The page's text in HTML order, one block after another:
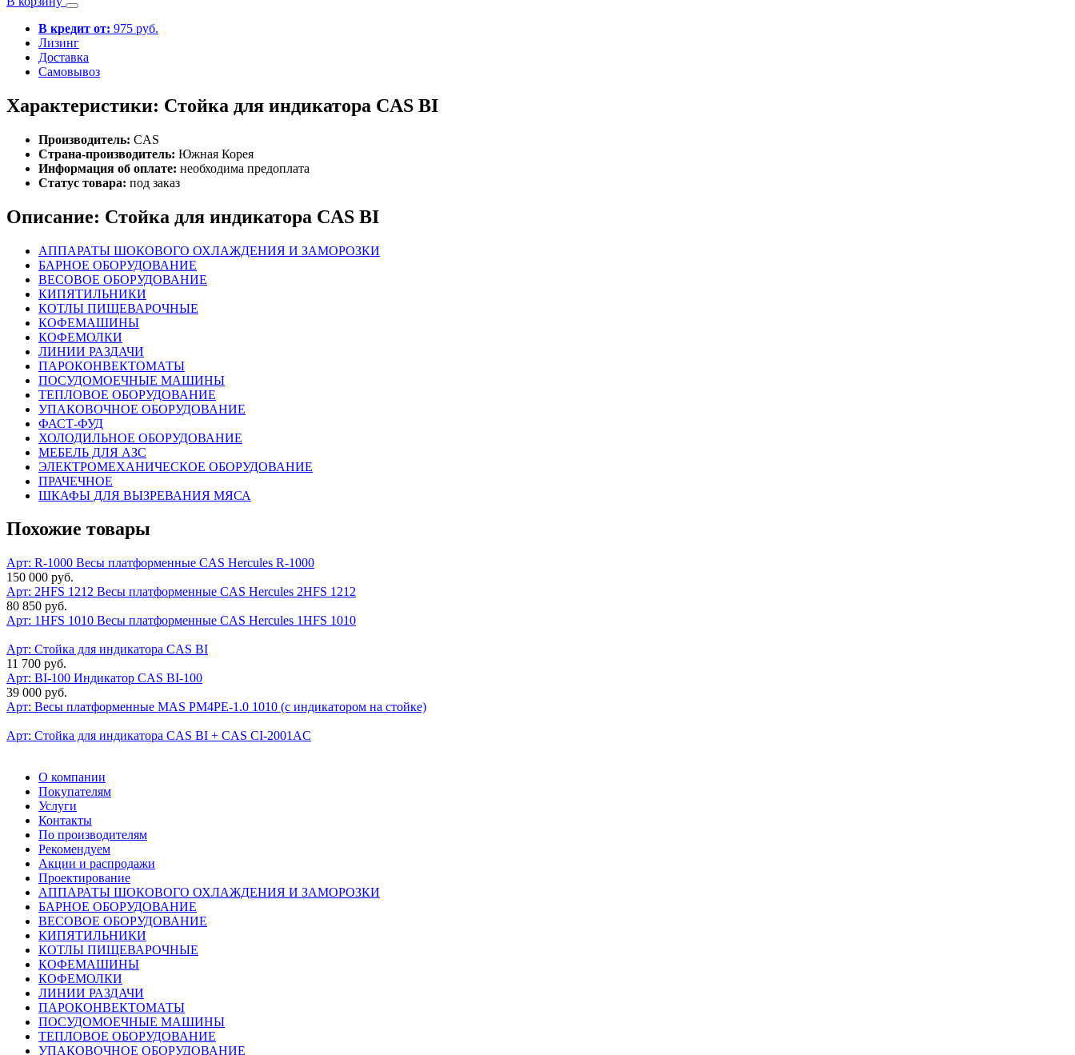
В кредит от: 975 руб.
Лизинг
Доставка
Самовывоз
Характеристики: Стойка для индикатора CAS BI
Производитель: CAS
Страна-производитель: Южная Корея
Информация об оплате: необходима предоплата
Статус товара: под заказ
Описание: Стойка для индикатора CAS BI
АППАРАТЫ ШОКОВОГО ОХЛАЖДЕНИЯ И ЗАМОРОЗКИ
БАРНОЕ ОБОРУДОВАНИЕ
ВЕСОВОЕ ОБОРУДОВАНИЕ
КИПЯТИЛЬНИКИ
КОТЛЫ ПИЩЕВАРОЧНЫЕ
КОФЕМАШИНЫ
КОФЕМОЛКИ
ЛИНИИ РАЗДАЧИ
ПАРОКОНВЕКТОМАТЫ
ПОСУДОМОЕЧНЫЕ МАШИНЫ
ТЕПЛОВОЕ ОБОРУДОВАНИЕ
УПАКОВОЧНОЕ ОБОРУДОВАНИЕ
ФАСТ-ФУД
ХОЛОДИЛЬНОЕ ОБОРУДОВАНИЕ
МЕБЕЛЬ ДЛЯ АЗС
ЭЛЕКТРОМЕХАНИЧЕСКОЕ ОБОРУДОВАНИЕ
ПРАЧЕЧНОЕ
ШКАФЫ ДЛЯ ВЫЗРЕВАНИЯ МЯСА
Похожие товары
Арт: R-1000 Весы платформенные CAS Hercules R-1000
150 000 руб.
Арт: 2HFS 1212 Весы платформенные CAS Hercules 2HFS 1212
80 850 руб.
Арт: 1HFS 1010 Весы платформенные CAS Hercules 1HFS 1010
Арт: Стойка для индикатора CAS BI
11 700 руб.
Арт: BI-100 Индикатор CAS BI-100
39 000 руб.
Арт: Весы платформенные MAS PM4PЕ-1.0 1010 (с индикатором на стойке)
Арт: Стойка для индикатора CAS BI + CAS CI-2001AC
О компании
Покупателям
Услуги
Контакты
По производителям
Рекомендуем
Акции и распродажи
Проектирование
АППАРАТЫ ШОКОВОГО ОХЛАЖДЕНИЯ И ЗАМОРОЗКИ
БАРНОЕ ОБОРУДОВАНИЕ
ВЕСОВОЕ ОБОРУДОВАНИЕ
КИПЯТИЛЬНИКИ
КОТЛЫ ПИЩЕВАРОЧНЫЕ
КОФЕМАШИНЫ
КОФЕМОЛКИ
ЛИНИИ РАЗДАЧИ
ПАРОКОНВЕКТОМАТЫ
ПОСУДОМОЕЧНЫЕ МАШИНЫ
ТЕПЛОВОЕ ОБОРУДОВАНИЕ
УПАКОВОЧНОЕ ОБОРУДОВАНИЕ